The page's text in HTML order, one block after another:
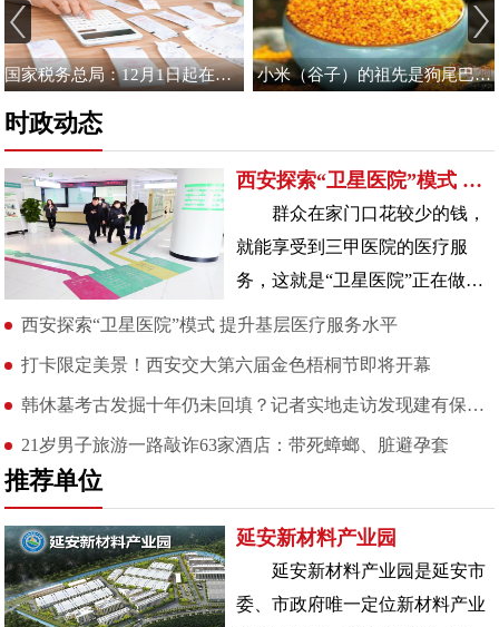
国家税务总局：12月1日起在全国正式推广应用数电发票 小米（谷子）的祖先是狗尾巴草？科学家已经证实了
时政动态
西安探索“卫星医院”模式 提升基层医疗服务水平
群众在家门口花较少的钱，
就能享受到三甲医院的医疗服
务，这就是“卫星医院”正在做的
事。目前，西安市已建成“卫星医
西安探索“卫星医院”模式 提升基层医疗服务水平
打卡限定美景！西安交大第六届金色梧桐节即将开幕
韩休墓考古发掘十年仍未回填？记者实地走访发现建有保护大棚且刚
21岁男子旅游一路敲诈63家酒店：带死蟑螂、脏避孕套
推荐单位
延安新材料产业园
延安新材料产业园是延安市
委、市政府唯一定位新材料产业